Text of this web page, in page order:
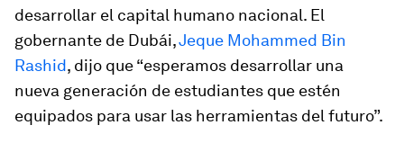
desarrollar el capital humano nacional. El
gobernante de Dubái,Jeque Mohammed Bin
Rashid, dijo que “esperamos desarrollar una
nueva generación de estudiantes que estén
equipados para usar las herramientas del futuro”.